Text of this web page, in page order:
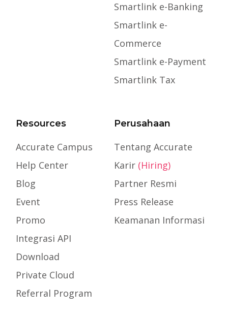
Smartlink e-Banking
Smartlink e-
Commerce
Smartlink e-Payment
Smartlink Tax
Resources
Accurate Campus
Help Center
Blog
Event
Promo
Integrasi API
Download
Private Cloud
Referral Program
Perusahaan
Tentang Accurate
Karir (Hiring)
Partner Resmi
Press Release
Keamanan Informasi